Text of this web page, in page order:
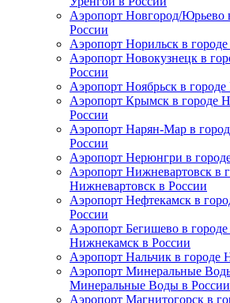
Аэропорт Новгород/Юрьево
России
Аэропорт Норильск в
Аэропорт Новокузнецк в
России
Аэропорт Ноябрьск в
Аэропорт Крымск в городе
России
Аэропорт Нарян-Мар в
России
Аэропорт Нерюнгри в
Аэропорт Нижневартовск в
Нижневартовск в России
Аэропорт Нефтекамск в
России
Аэропорт Бегишево в
Нижнекамск в России
Аэропорт Нальчик в городе
Аэропорт Минеральные
Минеральные Воды в России
Аэропорт Магнитогорск в